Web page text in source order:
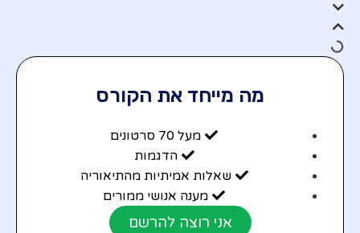
מה מייחד את הקורס
מעל 70 סרטונים
הדגמות
שאלות אמיתיות מהתיאוריה
מענה אנושי ממורים
אני רוצה להרשם